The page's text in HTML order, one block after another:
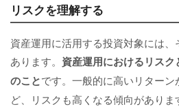
リスクを理解する
資産運用に活用する投資対象には
あります。 資産運用におけるリス
のことです。一般的に高いリター
ど、リスクも高くなる傾向があり